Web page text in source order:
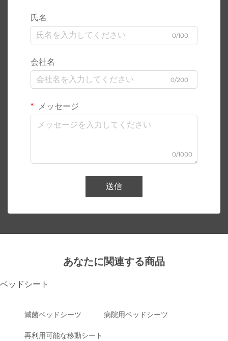
氏名
0/100
会社名
0/200
メッセージ
0/1000
送信
あなたに関連する商品
ベッドシート
滅菌ベッドシーツ 病院用ベッドシーツ
再利用可能な移動シート